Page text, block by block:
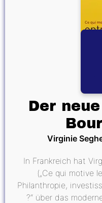
Der
Virginie
In Frankreich hat
(„Ce qui motive
Philanthropie,
?“ über das